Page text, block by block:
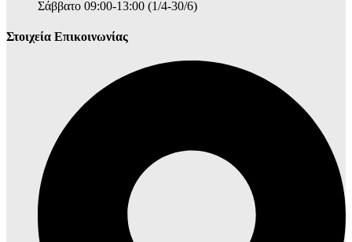
Σάββατο 09:00-13:00 (1/4-30/6)
Στοιχεία Επικοινωνίας